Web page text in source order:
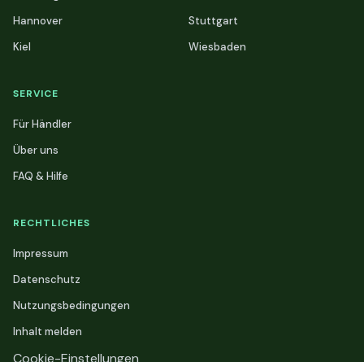
Hannover
Kiel
Stuttgart
Wiesbaden
SERVICE
Für Händler
Über uns
FAQ & Hilfe
RECHTLICHES
Impressum
Datenschutz
Nutzungsbedingungen
Inhalt melden
Cookie-Einstellungen